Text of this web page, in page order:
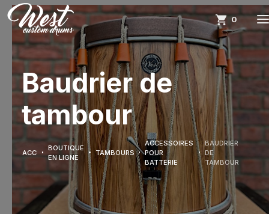
0
Baudrier de
tambour
ACCUEIL
BOUTIQUE
EN LIGNE
TAMBOURS
ACCESSOIRES
POUR
BATTERIE
BAUDRIER
DE
TAMBOUR